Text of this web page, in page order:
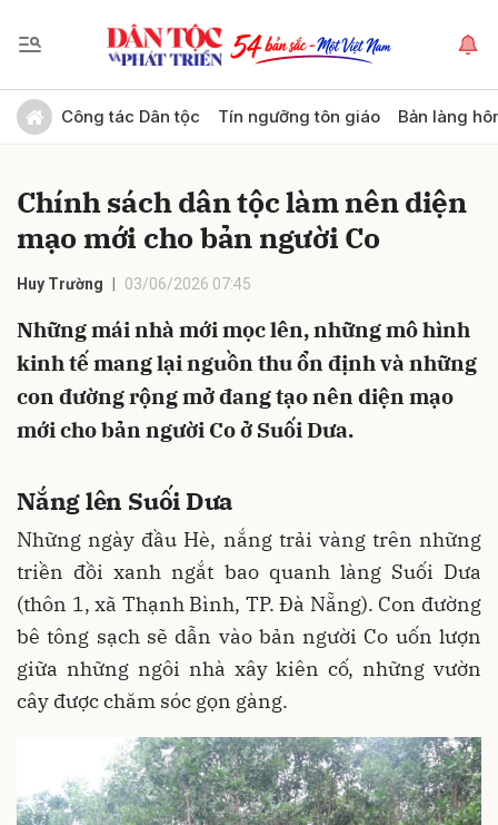
Công tác Dân tộc Tín ngưỡng tôn giáo Bản làng
Chính sách dân tộc làm nên diện
mạo mới cho bản người Co
Huy Trường 03/06/2026 07:45
Những mái nhà mới mọc lên, những mô hình
kinh tế mang lại nguồn thu ổn định và những
con đường rộng mở đang tạo nên diện mạo
mới cho bản người Co ở Suối Dưa.
Nắng lên Suối Dưa
Những ngày đầu Hè, nắng trải vàng trên những
triền đồi xanh ngắt bao quanh làng Suối Dưa
(thôn 1, xã Thạnh Bình, TP. Đà Nẵng). Con đường
bê tông sạch sẽ dẫn vào bản người Co uốn lượn
giữa những ngôi nhà xây kiên cố, những vườn
cây được chăm sóc gọn gàng.
Gửi bình luận
Hủy Gửi